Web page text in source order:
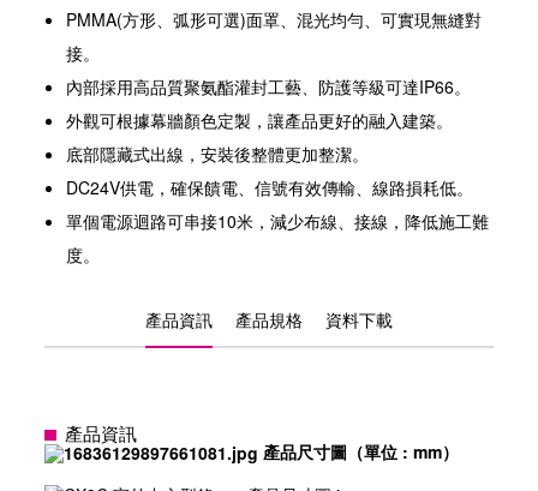
PMMA(方形、弧形可選)面罩、混光均勻、可實現無縫對
接。
內部採用高品質聚氨酯灌封工藝、防護等級可達IP66。
外觀可根據幕牆顏色定製，讓產品更好的融入建築。
底部隱藏式出線，安裝後整體更加整潔。
DC24V供電，確保饋電、信號有效傳輸、線路損耗低。
單個電源迴路可串接10米，減少布線、接線，降低施工難
度。
產品資訊 產品規格 資料下載
產品資訊
產品尺寸圖（單位 : mm）